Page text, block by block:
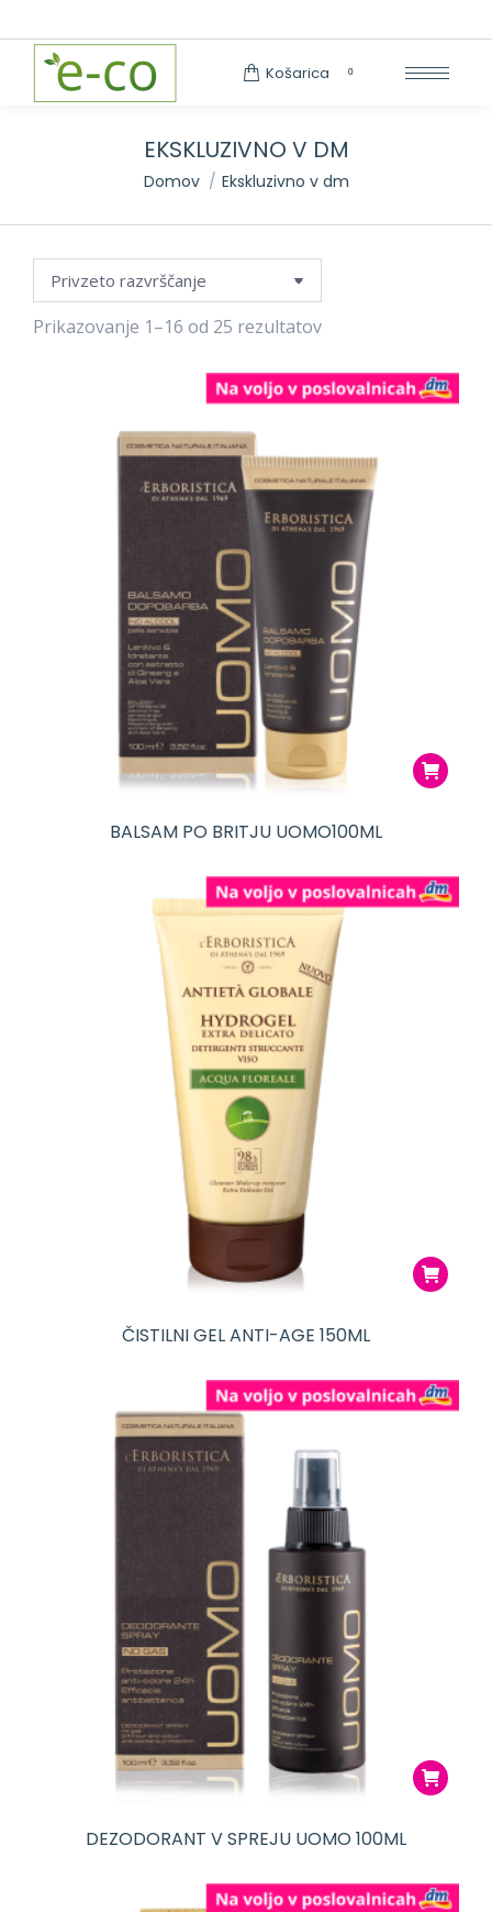
Košarica 0
EKSKLUZIVNO V DM
You are here:
Domov Ekskluzivno v dm
Prikazovanje 1–16 od 25 rezultatov
BALSAM PO BRITJU UOMO100ML
ČISTILNI GEL ANTI-AGE 150ML
DEZODORANT V SPREJU UOMO 100ML